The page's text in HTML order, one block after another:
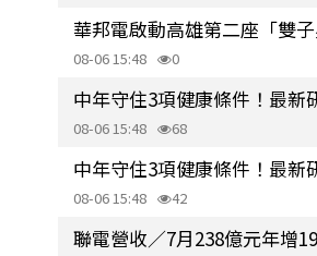
華邦電啟動高雄第二座「雙
08-06 15:48 0
中年守住3項健康條件！最新
08-06 15:48 68
中年守住3項健康條件！最新
08-06 15:48 42
聯電營收／7月238億元年增